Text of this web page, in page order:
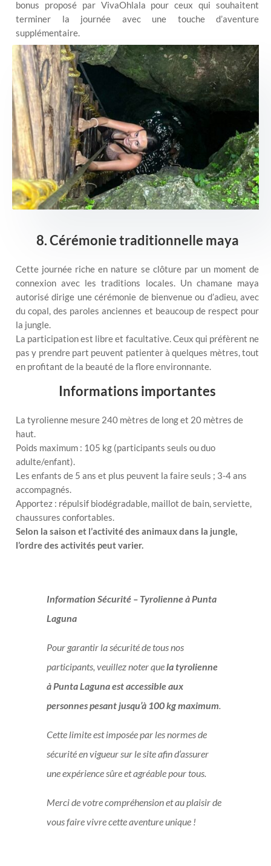
bonus proposé par VivaOhlala pour ceux qui souhaitent
terminer la journée avec une touche d’aventure
supplémentaire.
8. Cérémonie traditionnelle maya
Cette journée riche en nature se clôture par un moment de
connexion avec les traditions locales. Un chamane maya
autorisé dirige une cérémonie de bienvenue ou d’adieu, avec
du copal, des paroles anciennes et beaucoup de respect pour
la jungle.
La participation est libre et facultative. Ceux qui préfèrent ne
pas y prendre part peuvent patienter à quelques mètres, tout
en profitant de la beauté de la flore environnante.
Informations importantes
La tyrolienne mesure 240 mètres de long et 20 mètres de
haut.
Poids maximum : 105 kg (participants seuls ou duo
adulte/enfant).
Les enfants de 5 ans et plus peuvent la faire seuls ; 3-4 ans
accompagnés.
Apportez : répulsif biodégradable, maillot de bain, serviette,
chaussures confortables.
Selon la saison et l’activité des animaux dans la jungle,
l’ordre des activités peut varier.
Information Sécurité – Tyrolienne à Punta
Laguna
Pour garantir la sécurité de tous nos
participants, veuillez noter quela tyrolienne
à Punta Laguna est accessible aux
personnes pesant jusqu’à 100 kg maximum.
Cette limite est imposée par les normes de
sécurité en vigueur sur le site afin d’assurer
une expérience sûre et agréable pour tous.
Merci de votre compréhension et au plaisir de
vous faire vivre cette aventure unique !